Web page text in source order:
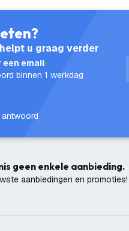
u graag verder
een email
binnen 1 werkdag
geen enkele aanbieding.
aanbiedingen en promoties!